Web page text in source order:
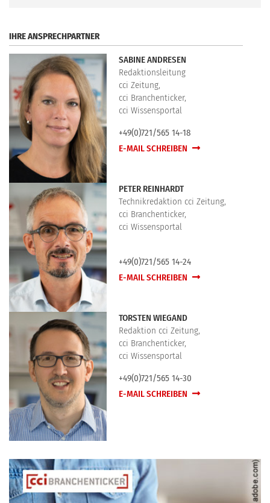
IHRE ANSPRECHPARTNER
SABINE ANDRESEN
Redaktionsleitung
cci Zeitung,
cci Branchenticker,
cci Wissensportal
+49(0)721/565 14-18
E-MAIL SCHREIBEN
PETER REINHARDT
Technikredaktion cci Zeitung,
cci Branchenticker,
cci Wissensportal
+49(0)721/565 14-24
E-MAIL SCHREIBEN
TORSTEN WIEGAND
Redaktion cci Zeitung,
cci Branchenticker,
cci Wissensportal
+49(0)721/565 14-30
E-MAIL SCHREIBEN